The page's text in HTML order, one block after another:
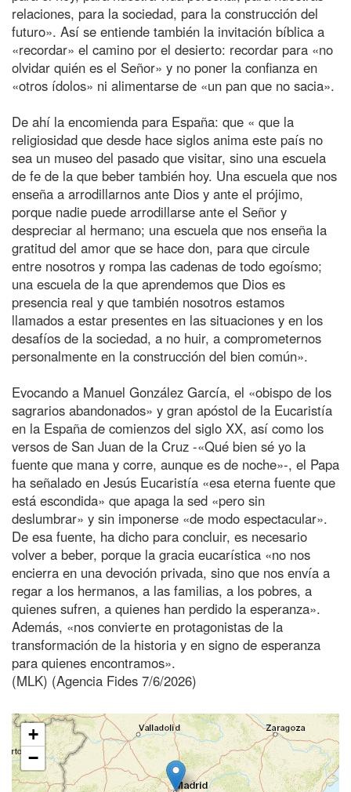
relaciones, para la sociedad, para la construcción del
futuro». Así se entiende también la invitación bíblica a
«recordar» el camino por el desierto: recordar para «no
olvidar quién es el Señor» y no poner la confianza en
«otros ídolos» ni alimentarse de «un pan que no sacia».
De ahí la encomienda para España: que « que la
religiosidad que desde hace siglos anima este país no
sea un museo del pasado que visitar, sino una escuela
de fe de la que beber también hoy. Una escuela que nos
enseña a arrodillarnos ante Dios y ante el prójimo,
porque nadie puede arrodillarse ante el Señor y
despreciar al hermano; una escuela que nos enseña la
gratitud del amor que se hace don, para que circule
entre nosotros y rompa las cadenas de todo egoísmo;
una escuela de la que aprendemos que Dios es
presencia real y que también nosotros estamos
llamados a estar presentes en las situaciones y en los
desafíos de la sociedad, a no huir, a comprometernos
personalmente en la construcción del bien común».
Evocando a Manuel González García, el «obispo de los
sagrarios abandonados» y gran apóstol de la Eucaristía
en la España de comienzos del siglo XX, así como los
versos de San Juan de la Cruz -«Qué bien sé yo la
fuente que mana y corre, aunque es de noche»-, el Papa
ha señalado en Jesús Eucaristía «esa eterna fuente que
está escondida» que apaga la sed «pero sin
deslumbrar» y sin imponerse «de modo espectacular».
De esa fuente, ha dicho para concluir, es necesario
volver a beber, porque la gracia eucarística «no nos
encierra en una devoción privada, sino que nos envía a
regar a los hermanos, a las familias, a los pobres, a
quienes sufren, a quienes han perdido la esperanza».
Además, «nos convierte en protagonistas de la
transformación de la historia y en signo de esperanza
para quienes encontramos».
(MLK) (Agencia Fides 7/6/2026)
+
−